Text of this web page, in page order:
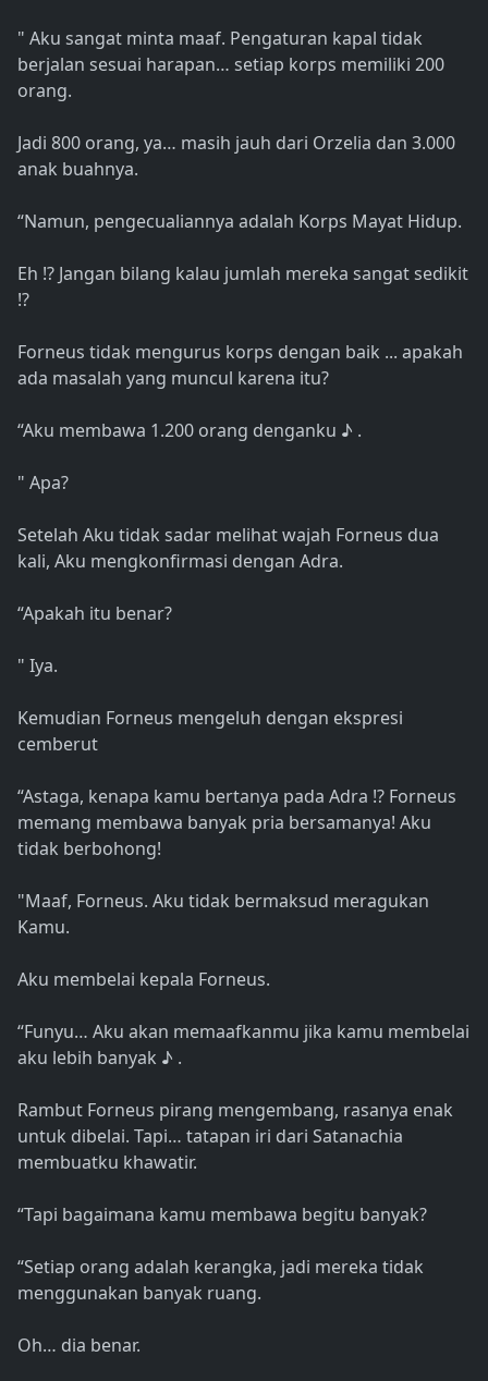
" Aku sangat minta maaf. Pengaturan kapal tidak
berjalan sesuai harapan… setiap korps memiliki 200
orang.
Jadi 800 orang, ya… masih jauh dari Orzelia dan 3.000
anak buahnya.
“Namun, pengecualiannya adalah Korps Mayat Hidup.
Eh !? Jangan bilang kalau jumlah mereka sangat sedikit
!?
Forneus tidak mengurus korps dengan baik ... apakah
ada masalah yang muncul karena itu?
“Aku membawa 1.200 orang denganku ♪ .
" Apa?
Setelah Aku tidak sadar melihat wajah Forneus dua
kali, Aku mengkonfirmasi dengan Adra.
“Apakah itu benar?
" Iya.
Kemudian Forneus mengeluh dengan ekspresi
cemberut
“Astaga, kenapa kamu bertanya pada Adra !? Forneus
memang membawa banyak pria bersamanya! Aku
tidak berbohong!
"Maaf, Forneus. Aku tidak bermaksud meragukan
Kamu.
Aku membelai kepala Forneus.
“Funyu… Aku akan memaafkanmu jika kamu membelai
aku lebih banyak ♪ .
Rambut Forneus pirang mengembang, rasanya enak
untuk dibelai. Tapi… tatapan iri dari Satanachia
membuatku khawatir.
“Tapi bagaimana kamu membawa begitu banyak?
“Setiap orang adalah kerangka, jadi mereka tidak
menggunakan banyak ruang.
Oh… dia benar.